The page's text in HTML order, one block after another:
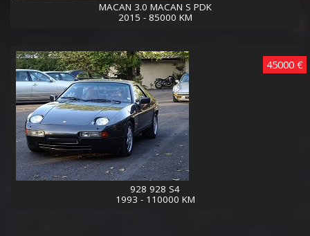
MACAN 3.0 MACAN S PDK
2015 - 85000 KM
45000 €
928 928 S4
1993 - 110000 KM